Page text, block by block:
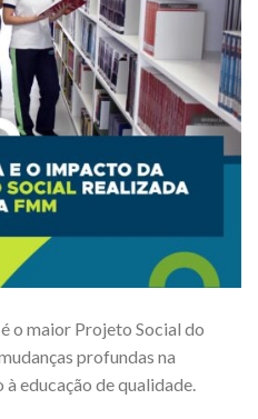
o maior Projeto Social do
profundas na
educação de qualidade.